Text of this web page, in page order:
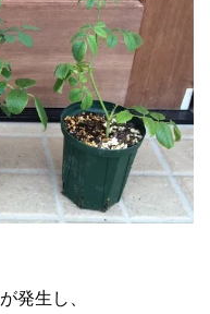
が発生し、